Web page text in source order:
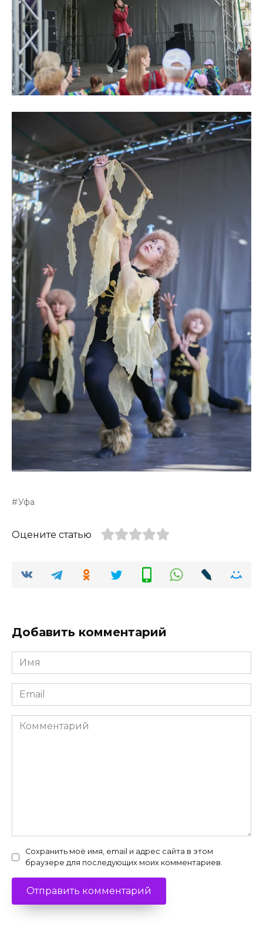
Уфа
Оцените статью
Добавить комментарий
Имя
*
Email
*
Комментарий
Сохранить моё имя, email и адрес сайта в этом
браузере для последующих моих комментариев.